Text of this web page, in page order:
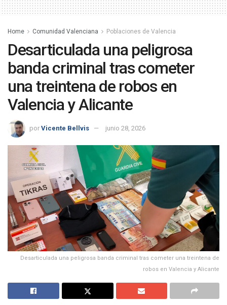
Home Comunidad Valenciana Poblaciones de Valencia
Desarticulada una peligrosa
banda criminal tras cometer
una treintena de robos en
Valencia y Alicante
por Vicente Bellvis junio 28, 2026
Desarticulada una peligrosa banda criminal tras cometer una treintena de
robos en Valencia y Alicante